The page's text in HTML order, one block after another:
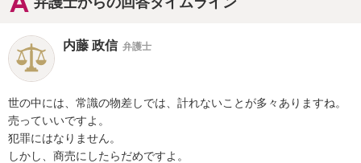
内藤 政信 弁護士
世の中には、常識の物差しでは、計れないことが多々ありますね。
売っていいですよ。
犯罪にはなりません。
しかし、商売にしたらだめですよ。